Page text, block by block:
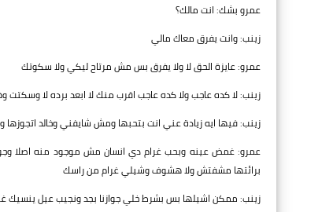
عمرو بشك: انت مالك؟
زينب: وانت يفرق معاك مالي
عمرو: عايزة الحق لا ولا يفرق بس مش مرتاح ليكي ولا سكوتك
زينب: لا كده عاجب ولا كده عاجب اقرب منك لا ابعد برده لا
زينب: فيها ايه زيادة عني انت بتحبها ومش شايفني وخالد
عمرو: غمض عينه وبحب غرام دي انسان مش موجود منه اصلا
برائتها مشفتش ولا هشوف وشيلي غرام من راسك
زينب: ممكن اشيلها بس بشرط خلي جوازنا بجد ونجيب عيل